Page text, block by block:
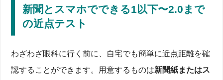
新聞とスマホでできる1以下〜2.0まで
の近点テスト
わざわざ眼科に行く前に、自宅でも簡単に近点距離を確
認することができます。用意するものは新聞紙またはス